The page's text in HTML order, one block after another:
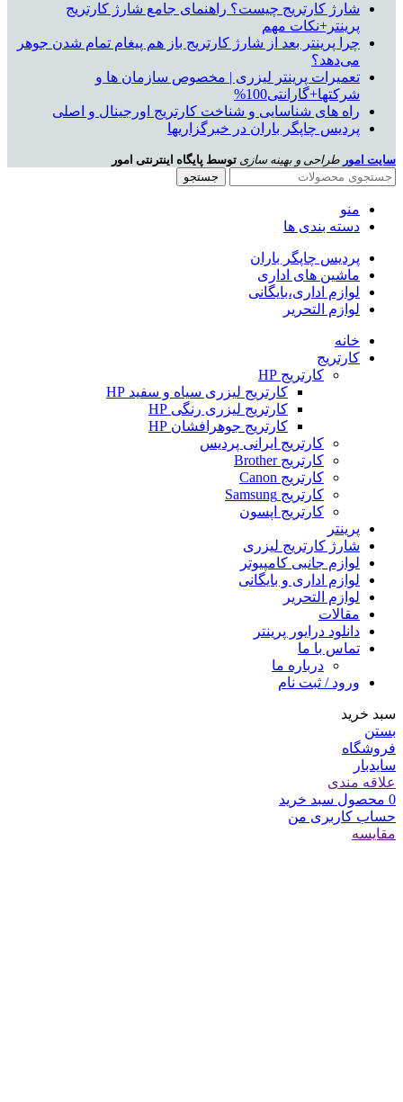
شارژ کارتریج چیست؟ راهنمای جامع شارژ کارتریج
پرینتر+نکات مهم
چرا پرینتر بعد از شارژ کارتریج باز هم پیغام تمام شدن جوهر
می‌دهد؟
تعمیرات پرینتر لیزری | مخصوص سازمان ها و
شرکتها+گارانتی100%
راه های شناسایی و شناخت کارتریج اورجینال و اصلی
پردیس چاپگر باران در خبرگزاریها
سایت امور طراحی و بهینه سازی توسط پایگاه اینترنتی امور
جستجو
منو
دسته بندی ها
پردیس چاپگر باران
ماشین های اداری
لوازم اداری،بایگانی
لوازم التحریر
خانه
کارتریج
کارتریج HP
کارتریج لیزری سیاه و سفید HP
کارتریج لیزری رنگی HP
کارتریج جوهرافشان HP
کارتریج ایرانی پردیس
کارتریج Brother
کارتریج Canon
کارتریج Samsung
کارتریج اپسون
پرینتر
شارژ کارتریج لیزری
لوازم جانبی کامپیوتر
لوازم اداری و بایگانی
لوازم التحریر
مقالات
دانلود درایور پرینتر
تماس با ما
درباره ما
ورود / ثبت نام
سبد خرید
بستن
فروشگاه
سایدبار
علاقه مندی
0 محصول سبد خرید
حساب کاربری من
مقایسه